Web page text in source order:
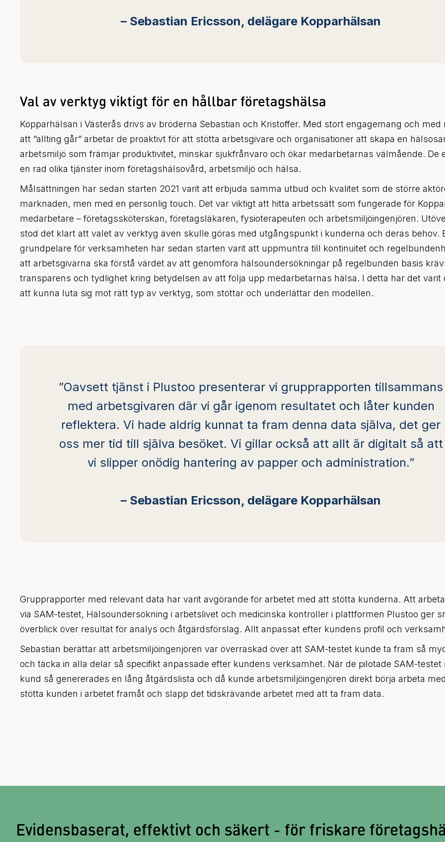
– Sebastian Ericsson, delägare Kopparhälsan
Val av verktyg viktigt för en hållbar företagshälsa
Kopparhälsan i Västerås drivs av bröderna Sebastian och Kristoffer. Med stort engagemang och med
att ”allting går” arbetar de proaktivt för att stötta arbetsgivare och organisationer att skapa en
arbetsmiljö som främjar produktivitet, minskar sjukfrånvaro och ökar medarbetarnas välmående. De
en rad olika tjänster inom företagshälsovård, arbetsmiljö och hälsa.
Målsättningen har sedan starten 2021 varit att erbjuda samma utbud och kvalitet som de större
marknaden, men med en personlig touch. Det var viktigt att hitta arbetssätt som fungerade för
medarbetare – företagssköterskan, företagsläkaren, fysioterapeuten och arbetsmiljöingenjören.
stod det klart att valet av verktyg även skulle göras med utgångspunkt i kunderna och deras behov.
grundpelare för verksamheten har sedan starten varit att uppmuntra till kontinuitet och
att arbetsgivarna ska förstå värdet av att genomföra hälsoundersökningar på regelbunden basis
transparens och tydlighet kring betydelsen av att följa upp medarbetarnas hälsa. I detta har det varit
att kunna luta sig mot rätt typ av verktyg, som stöttar och underlättar den modellen.
”Oavsett tjänst i Plustoo presenterar vi grupprapporten tillsammans
med arbetsgivaren där vi går igenom resultatet och låter kunden
reflektera. Vi hade aldrig kunnat ta fram denna data själva, det ger
oss mer tid till själva besöket. Vi gillar också att allt är digitalt så att
vi slipper onödig hantering av papper och administration.”
– Sebastian Ericsson, delägare Kopparhälsan
Grupprapporter med relevant data har varit avgörande för arbetet med att stötta kunderna. Att
via SAM-testet, Hälsoundersökning i arbetslivet och medicinska kontroller i plattformen Plustoo ger
överblick över resultat för analys och åtgärdsförslag. Allt anpassat efter kundens profil och
Sebastian berättar att arbetsmiljöingenjören var överraskad över att SAM-testet kunde ta fram så
och täcka in alla delar så specifikt anpassade efter kundens verksamhet. När de pilotade SAM-testet
kund så genererades en lång åtgärdslista och då kunde arbetsmiljöingenjören direkt börja arbeta
stötta kunden i arbetet framåt och slapp det tidskrävande arbetet med att ta fram data.
Evidensbaserat, effektivt och säkert - för friskare